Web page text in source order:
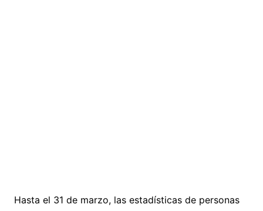
Hasta el 31 de marzo, las estadísticas de personas